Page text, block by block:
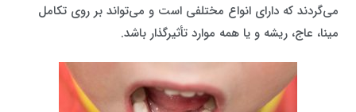
می‌گردند که دارای انواع مختلفی است و می‌تواند بر روی تکامل
مینا، عاج، ریشه و یا همه موارد تأثیرگذار باشد.